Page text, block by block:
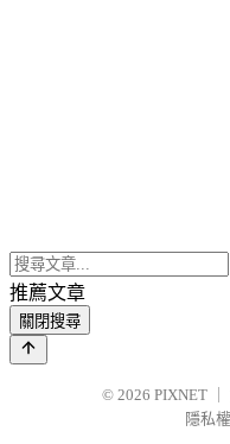
推薦文章
關閉搜尋
© 2026 PIXNET
隱私